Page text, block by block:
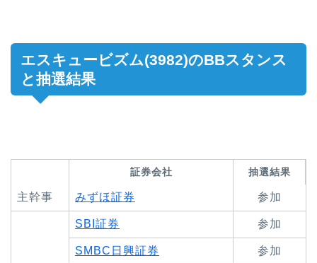
エスキュービズム(3982)のBBスタンス
と抽選結果
証券会社 抽選結果
主幹事 みずほ証券 参加
SBI証券 参加
SMBC日興証券 参加